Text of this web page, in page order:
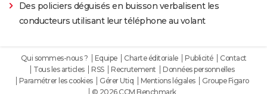
Des policiers déguisés en buisson verbalisent les
conducteurs utilisant leur téléphone au volant
Qui sommes-nous ? Equipe Charte éditoriale Publicité
Contact
Tous les articles
RSS Recrutement
Données personnelles
Paramétrer les cookies
Gérer Utiq Mentions légales
Groupe Figaro
© 2026 CCM Benchmark